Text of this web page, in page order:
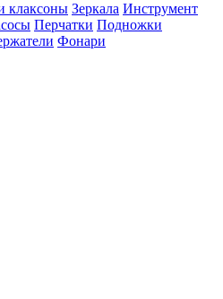
клаксоны Зеркала Инструмент
Перчатки Подножки
Фонари